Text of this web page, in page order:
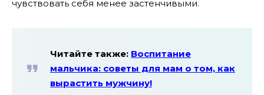
чувствовать себя менее застенчивыми.
Читайте также: Воспитание
мальчика: советы для мам о том, как
вырастить мужчину!